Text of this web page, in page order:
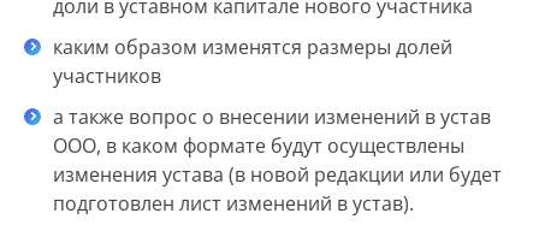
доли в уставном капитале нового участника
каким образом изменятся размеры долей
участников
а также вопрос о внесении изменений в устав
ООО, в каком формате будут осуществлены
изменения устава (в новой редакции или будет
подготовлен лист изменений в устав).